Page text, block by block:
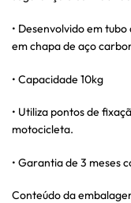
• Desenvolvido em
em chapa de aço
• Capacidade 10kg
• Utiliza pontos de
motocicleta.
• Garantia de 3 meses
Conteúdo da